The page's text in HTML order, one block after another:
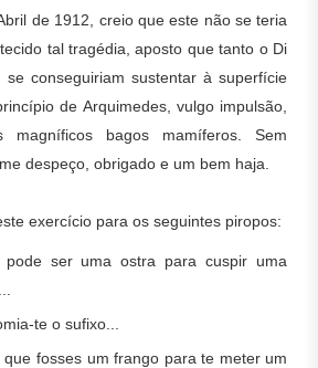
de 1912, creio que este não se teria
tal tragédia, aposto que tanto o Di
conseguiriam sustentar à superfície
de Arquimedes, vulgo impulsão,
magníficos bagos mamíferos. Sem
despeço, obrigado e um bem haja.
exercício para os seguintes piropos:
ser uma ostra para cuspir uma
te o sufixo...
fosses um frango para te meter um